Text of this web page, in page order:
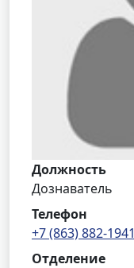
Должность
Дознаватель
Телефон
+7 (863) 882-1941
Отделение